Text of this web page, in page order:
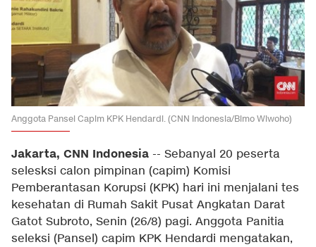
Anggota Pansel Capim KPK Hendardi. (CNN Indonesia/Bimo Wiwoho)
Jakarta, CNN Indonesia -- Sebanyal 20 peserta
selesksi calon pimpinan (capim) Komisi
Pemberantasan Korupsi (KPK) hari ini menjalani tes
kesehatan di Rumah Sakit Pusat Angkatan Darat
Gatot Subroto, Senin (26/8) pagi. Anggota Panitia
seleksi (Pansel) capim KPK Hendardi mengatakan,